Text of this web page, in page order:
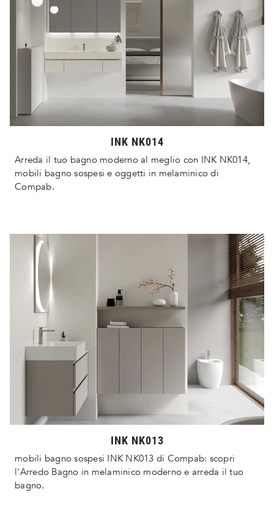
INK NK014
Arreda il tuo bagno moderno al meglio con INK NK014,
mobili bagno sospesi e oggetti in melaminico di
Compab.
INK NK013
mobili bagno sospesi INK NK013 di Compab: scopri
l'Arredo Bagno in melaminico moderno e arreda il tuo
bagno.